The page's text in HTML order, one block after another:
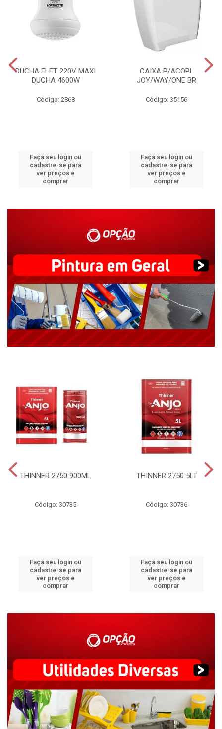
DUCHA ELET 220V MAXI
DUCHA 4600W
Código: 2868
Faça seu login ou
cadastre-se para
ver preços e
comprar
CAIXA P/ACOPL
JOY/WAY/ONE BR
Código: 35156
Faça seu login ou
cadastre-se para
ver preços e
comprar
THINNER 2750 900ML
Código: 30735
Faça seu login ou
cadastre-se para
ver preços e
comprar
THINNER 2750 5LT
Código: 30736
Faça seu login ou
cadastre-se para
ver preços e
comprar